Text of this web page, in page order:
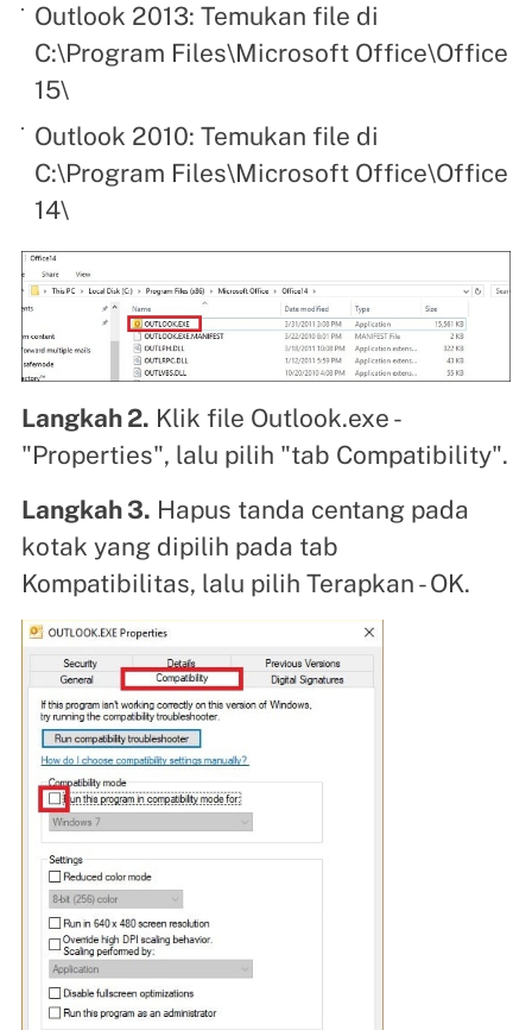
Outlook 2013: Temukan file di
C:\Program Files\Microsoft Office\Office
15\
Outlook 2010: Temukan file di
C:\Program Files\Microsoft Office\Office
14\
Langkah 2. Klik file Outlook.exe -
"Properties", lalu pilih "tab Compatibility".
Langkah 3. Hapus tanda centang pada
kotak yang dipilih pada tab
Kompatibilitas, lalu pilih Terapkan - OK.